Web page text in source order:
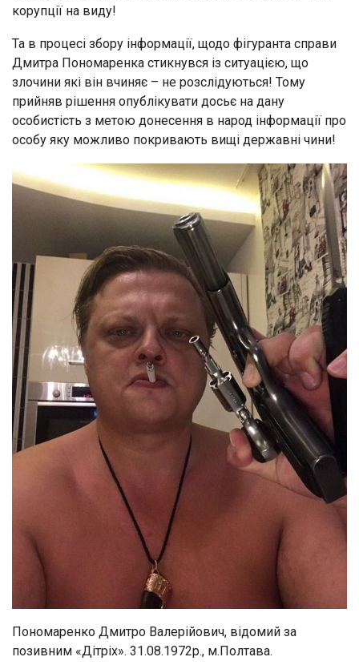
корупції на виду!
Та в процесі збору інформації, щодо фігуранта справи
Дмитра Пономаренка стикнувся із ситуацією, що
злочини які він вчиняє – не розслідуються! Тому
прийняв рішення опублікувати досьє на дану
особистість з метою донесення в народ інформації про
особу яку можливо покривають вищі державні чини!
Пономаренко Дмитро Валерійович, відомий за
позивним «Дітріх». 31.08.1972р., м.Полтава.